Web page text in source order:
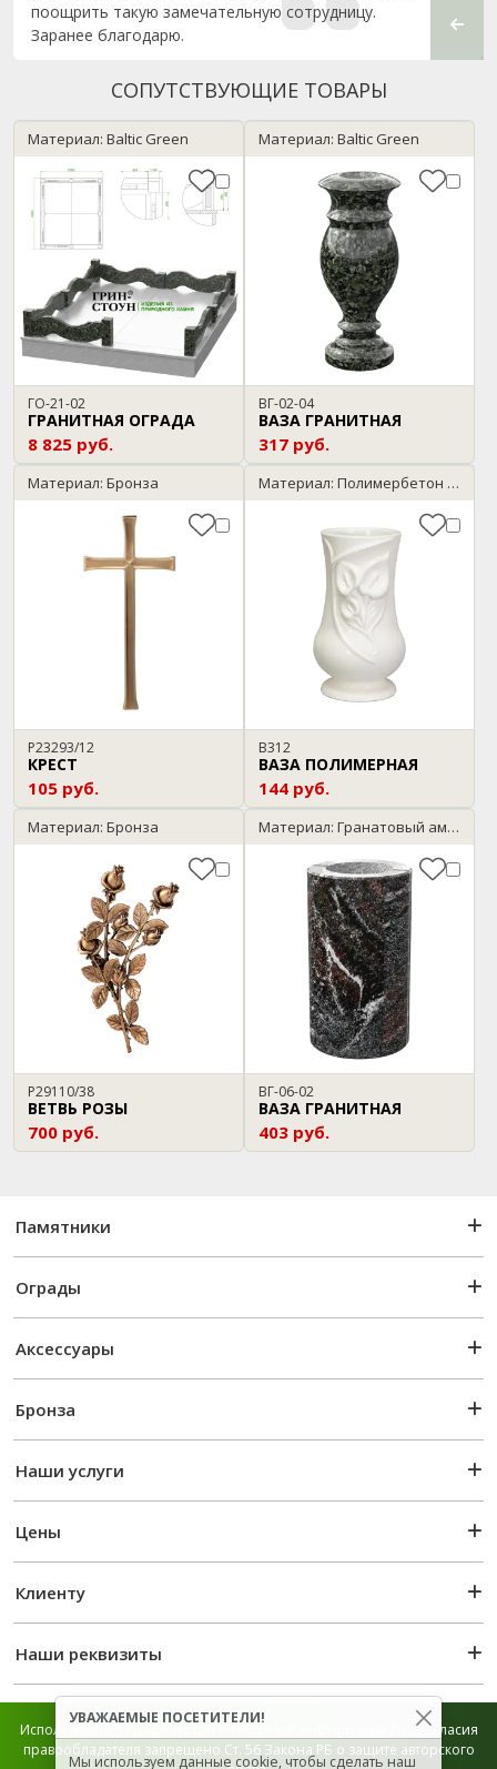
поощрить такую замечательную сотрудницу.
Заранее благодарю.
СОПУТСТВУЮЩИЕ ТОВАРЫ
Материал: Baltic Green
ГО-21-02
ГРАНИТНАЯ ОГРАДА
8 825 руб.
Материал: Baltic Green
ВГ-02-04
ВАЗА ГРАНИТНАЯ
317 руб.
Материал: Бронза
P23293/12
КРЕСТ
105 руб.
Материал: Полимербетон / мрамор
В312
ВАЗА ПОЛИМЕРНАЯ
144 руб.
Материал: Бронза
P29110/38
ВЕТВЬ РОЗЫ
700 руб.
Материал: Гранатовый амфиболит
ВГ-06-02
ВАЗА ГРАНИТНАЯ
403 руб.
Памятники
Ограды
Аксессуары
Бронза
Наши услуги
Цены
Клиенту
Наши реквизиты
Использование графической и текстовой информации без согласия
правообладателя запрещено Ст. 56 Закона РБ о защите авторского
УВАЖАЕМЫЕ ПОСЕТИТЕЛИ!
Мы используем данные cookie, чтобы сделать наш